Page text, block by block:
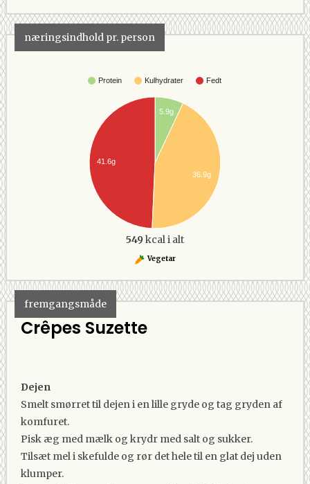
næringsindhold pr. person
Protein Kulhydrater Fedt
5.9g
41.6g
36.9g
549kcal i alt
Vegetar
fremgangsmåde
Crêpes Suzette
Dejen
Smelt smørret til dejen i en lille gryde og tag gryden af
komfuret.
Pisk æg med mælk og krydr med salt og sukker.
Tilsæt mel i skefulde og rør det hele til en glat dej uden
klumper.